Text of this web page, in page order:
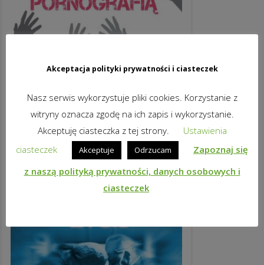
24,38zł brutto
DODAJ DO KOSZYKA
Akceptacja polityki prywatności i ciasteczek
Nasz serwis wykorzystuje pliki cookies. Korzystanie z
witryny oznacza zgodę na ich zapis i wykorzystanie.
Akceptuję ciasteczka z tej strony.
Ustawienia
ciasteczek
Akceptuje Odrzucam
Zapoznaj się
z naszą polityką prywatności, danych osobowych i
ciasteczek